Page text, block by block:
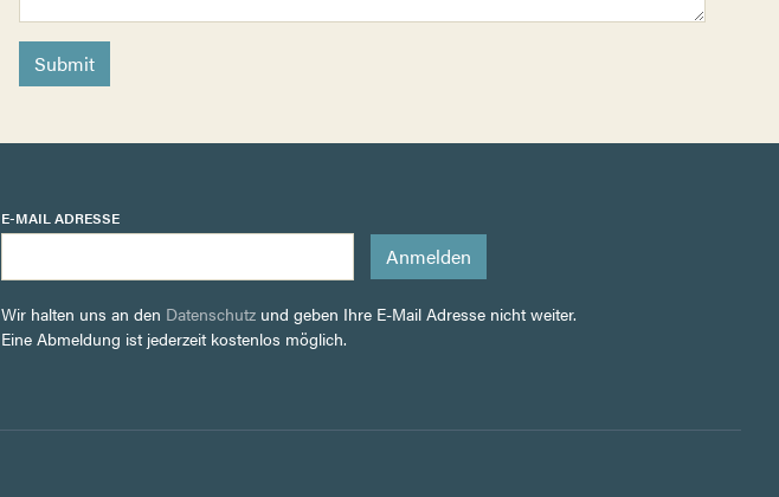
Submit
E-MAIL ADRESSE
Wir halten uns an den Datenschutz und geben Ihre E-Mail Adresse nicht weiter.
Eine Abmeldung ist jederzeit kostenlos möglich.